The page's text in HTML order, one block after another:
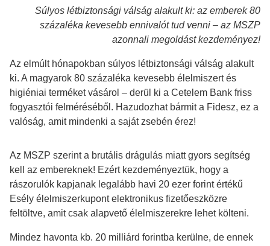
Súlyos létbiztonsági válság alakult ki: az emberek 80
százaléka kevesebb ennivalót tud venni – az MSZP
azonnali megoldást kezdeményez!
Az elmúlt hónapokban súlyos létbiztonsági válság alakult
ki. A magyarok 80 százaléka kevesebb élelmiszert és
higiéniai terméket vásárol – derül ki a Cetelem Bank friss
fogyasztói felméréséből. Hazudozhat bármit a Fidesz, ez a
valóság, amit mindenki a saját zsebén érez!
Az MSZP szerint a brutális drágulás miatt gyors segítség
kell az embereknek! Ezért kezdeményeztük, hogy a
rászorulók kapjanak legalább havi 20 ezer forint értékű
Esély élelmiszerkupont elektronikus fizetőeszközre
feltöltve, amit csak alapvető élelmiszerekre lehet költeni.
Mindez havonta kb. 20 milliárd forintba kerülne, de ennek